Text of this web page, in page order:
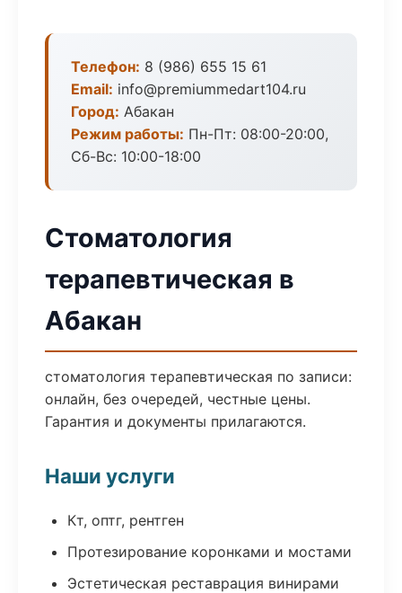
Телефон: 8 (986) 655 15 61
Email: info@premiummedart104.ru
Город: Абакан
Режим работы: Пн-Пт: 08:00-20:00,
Сб-Вс: 10:00-18:00
Стоматология
терапевтическая в
Абакан
стоматология терапевтическая по записи:
онлайн, без очередей, честные цены.
Гарантия и документы прилагаются.
Наши услуги
Кт, оптг, рентген
Протезирование коронками и мостами
Эстетическая реставрация винирами